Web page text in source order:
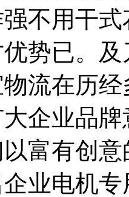
不用干
势已。
流在历
企业品
富有创
业电机